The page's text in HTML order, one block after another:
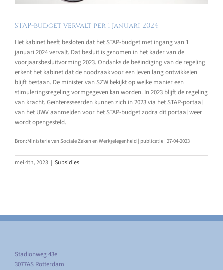
STAP-budget vervalt per 1 januari 2024
Het kabinet heeft besloten dat het STAP-budget met ingang van 1
januari 2024 vervalt. Dat besluit is genomen in het kader van de
voorjaarsbesluitvorming 2023. Ondanks de beëindiging van de regeling
erkent het kabinet dat de noodzaak voor een leven lang ontwikkelen
blijft bestaan. De minister van SZW bekijkt op welke manier een
stimuleringsregeling vormgegeven kan worden. In 2023 blijft de regeling
van kracht. Geïnteresseerden kunnen zich in 2023 via het STAP-portaal
van het UWV aanmelden voor het STAP-budget zodra dit portaal weer
wordt opengesteld.
Bron:Ministerie van Sociale Zaken en Werkgelegenheid | publicatie | 27-04-2023
mei 4th, 2023 | Subsidies
Stadionweg 43e
3077AS Rotterdam